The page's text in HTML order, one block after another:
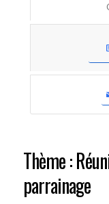
Thème :
parrainage